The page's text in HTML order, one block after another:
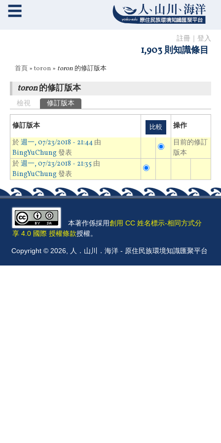
註冊 登入
1,903 則知識條目
☰
您在這裡
首頁 » toron » toron的修訂版本
toron的修訂版本
主要索引標籤
檢視 修訂版本
修訂版本
操作
於週一, 07/23/2018 - 21:44 由
BingYuChung發表
目前的修訂
版本
於週一, 07/23/2018 - 21:35 由
BingYuChung發表
本著作係採用創用 CC 姓名標示-相同方式分
享 4.0 國際 授權條款授權。
Copyright © 2026, 人．山川．海洋 - 原住民族環境知識匯聚平台